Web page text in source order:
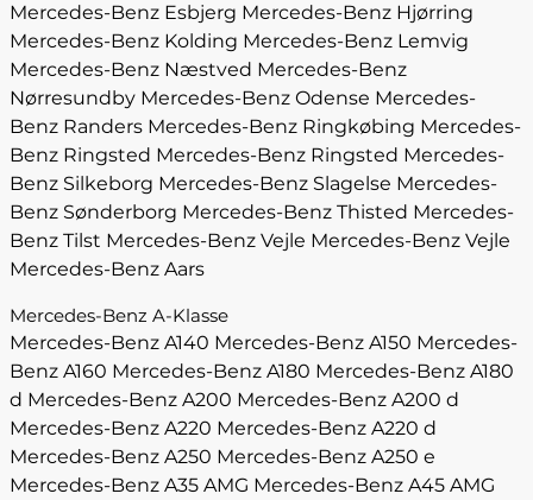
Mercedes-Benz Esbjerg Mercedes-Benz Hjørring
Mercedes-Benz Kolding Mercedes-Benz Lemvig
Mercedes-Benz Næstved Mercedes-Benz
Nørresundby Mercedes-Benz Odense Mercedes-
Benz Randers Mercedes-Benz Ringkøbing Mercedes-
Benz Ringsted Mercedes-Benz Ringsted Mercedes-
Benz Silkeborg Mercedes-Benz Slagelse Mercedes-
Benz Sønderborg Mercedes-Benz Thisted Mercedes-
Benz Tilst Mercedes-Benz Vejle Mercedes-Benz Vejle
Mercedes-Benz Aars
Mercedes-Benz A-Klasse
Mercedes-Benz A140 Mercedes-Benz A150 Mercedes-
Benz A160 Mercedes-Benz A180 Mercedes-Benz A180
d Mercedes-Benz A200 Mercedes-Benz A200 d
Mercedes-Benz A220 Mercedes-Benz A220 d
Mercedes-Benz A250 Mercedes-Benz A250 e
Mercedes-Benz A35 AMG Mercedes-Benz A45 AMG